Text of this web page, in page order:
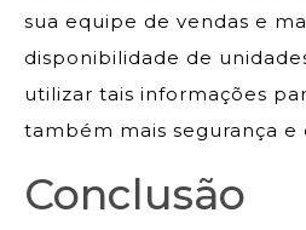
sua equipe de vendas e
disponibilidade de
utilizar tais informações
também mais segurança
Conclusão